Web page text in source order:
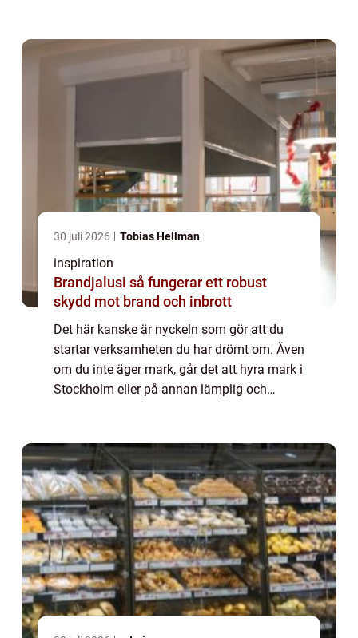
30 juli 2026 Tobias Hellman
inspiration
Brandjalusi så fungerar ett robust
skydd mot brand och inbrott
Det här kanske är nyckeln som gör att du
startar verksamheten du har drömt om. Även
om du inte äger mark, går det att hyra mark i
Stockholm eller på annan lämplig och